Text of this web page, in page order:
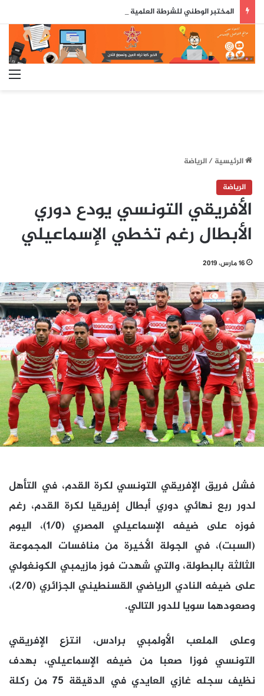
الرئيسية/الرياضة
الرياضة
الأفريقي التونسي يودع دوري
الأبطال رغم تخطي الإسماعيلي
16 مارس، 2019
فشل فريق الإفريقي التونسي لكرة القدم، في التأهل
لدور ربع نهائي دوري أبطال إفريقيا لكرة القدم، رغم
فوزه على ضيفه الإسماعيلي المصري (1/0)، اليوم
(السبت)، في الجولة الأخيرة من منافسات المجموعة
الثالثة بالبطولة، والتي شهدت فوز مازيمبي الكونغولي
على ضيفه النادي الرياضي القسنطيني الجزائري (2/0)،
وصعودهما سويا للدور التالي.
وعلى الملعب الأولمبي برادس، انتزع الإفريقي
التونسي فوزا صعبا من ضيفه الإسماعيلي، بهدف
نظيف سجله غازي العايدي في الدقيقة 75 من ركلة